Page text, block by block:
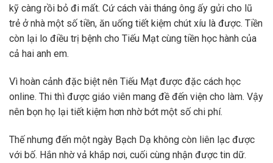
kỹ càng rồi bỏ đi mất. Cứ cách vài tháng ông ấy gửi cho lũ
trẻ ở nhà một số tiền, ăn uống tiết kiệm chút xíu là được. Tiền
còn lại lo điều trị bệnh cho Tiếu Mạt cùng tiền học hành của
cả hai anh em.
Vì hoàn cảnh đặc biệt nên Tiếu Mạt được đặc cách học
online. Thi thì được giáo viên mang đề đến viện cho làm. Vậy
nên bọn họ lại tiết kiệm hơn nhờ bớt một số chi phí.
Thế nhưng đến một ngày Bạch Dạ không còn liên lạc được
với bố. Hắn nhờ vả khắp nơi, cuối cùng nhận được tin dữ.